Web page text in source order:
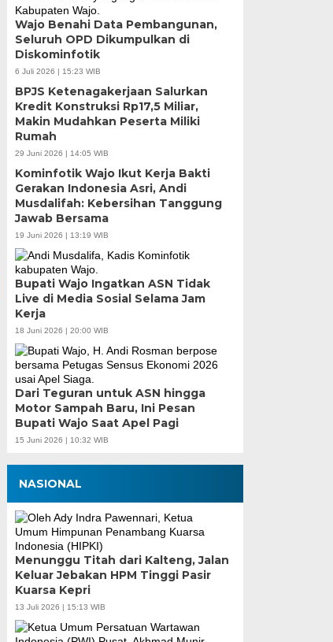
Tinjau
Supratman
Mutu Demi
Makassar
MEDIASINERGI.CO MAKASSAR —
langsung terhadap progres renovasi
Wajo Benahi Data Pembangunan,
Seluruh OPD Dikumpulkan di
Diskominfotik
6 Juli 2026 | 15:23 WIB
BPJS Ketenagakerjaan Salurkan
Kredit Konstruksi Rp17,5 Miliar,
Makin Mudahkan Peserta Miliki
Rumah
29 Juni 2026 | 14:05 WIB
Kominfotik Wajo Ikut Kerja Bakti
Gerakan Indonesia Asri, Andi
Musdalifah: Kebersihan Tanggung
Jawab Bersama
19 Juni 2026 | 13:19 WIB
Bupati Wajo Ingatkan ASN Tidak
Live di Media Sosial Selama Jam
Kerja
18 Juni 2026 | 20:00 WIB
Dari Teguran untuk ASN hingga
Motor Sampah Baru, Ini Pesan
Bupati Wajo Saat Apel Pagi
15 Juni 2026 | 10:32 WIB
NASIONAL
Menunggu Titah dari Kalteng, Jalan
Keluar Jebakan HPM Tinggi Pasir
Kuarsa Kepri
13 Juli 2026 | 15:13 WIB